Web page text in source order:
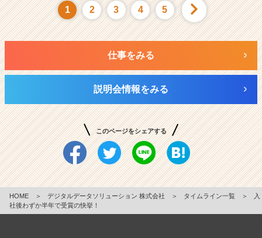
1 2 3 4 5
仕事をみる
説明会情報をみる
このページをシェアする
HOME ＞ デジタルデータソリューション 株式会社 ＞ タイムライン一覧 ＞
入
社後わずか半年で受賞の快挙！